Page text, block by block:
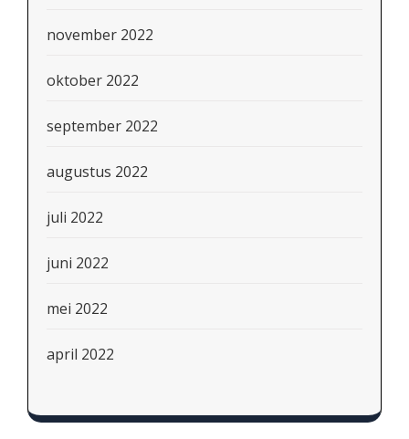
november 2022
oktober 2022
september 2022
augustus 2022
juli 2022
juni 2022
mei 2022
april 2022